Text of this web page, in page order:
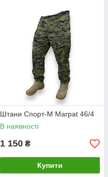
Штани Спорт-М Marpat 46/4
В наявності
1 150 ₴
Купити